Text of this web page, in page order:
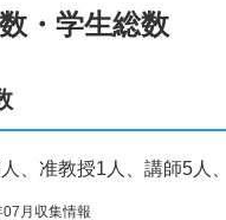
・学生総数
、准教授1人、講師5人
07月収集情報